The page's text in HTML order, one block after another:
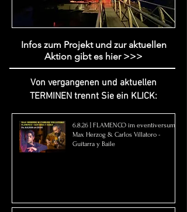
Infos zum Projekt und zur aktuellen
Aktion gibt es hier >>>
Von vergangenen und aktuellen
TERMINEN trennt Sie ein KLICK:
6.8.26 | FLAMENCO im eventiversum:
Max Herzog & Carlos Villatoro -
Guitarra y Baile